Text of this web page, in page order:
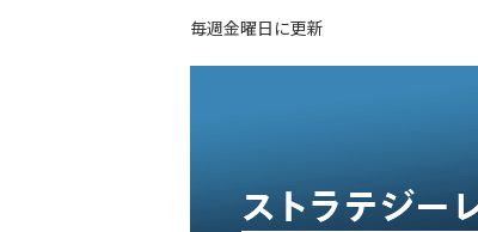
毎週金曜日に更新